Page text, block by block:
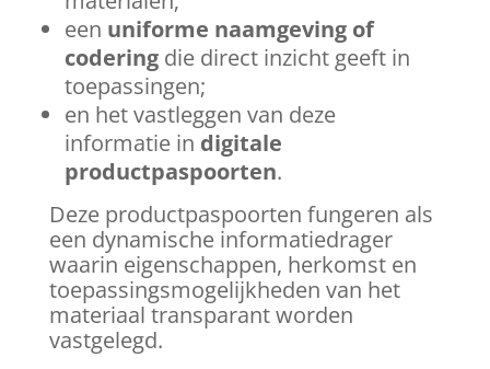
een uniforme naamgeving of
coderingdie direct inzicht geeft in
toepassingen;
en het vastleggen van deze
informatie in digitale
productpaspoorten.
Deze productpaspoorten fungeren als
een dynamische informatiedrager
waarin eigenschappen, herkomst en
toepassingsmogelijkheden van het
materiaal transparant worden
vastgelegd.